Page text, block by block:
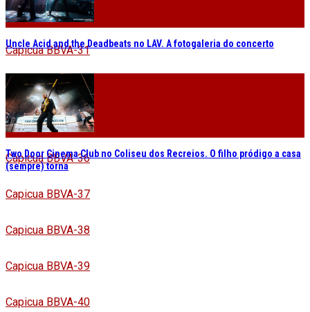
Capicua BBVA-30
Capicua BBVA-31
Capicua BBVA-32
Capicua BBVA-34
Capicua BBVA-36
Capicua BBVA-37
Capicua BBVA-38
Capicua BBVA-39
Capicua BBVA-40
Uncle Acid and the Deadbeats no LAV. A fotogaleria do concerto
Two Door Cinema Club no Coliseu dos Recreios. O filho pródigo a casa
(sempre) torna